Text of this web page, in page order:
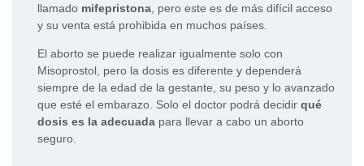
llamado mifepristona , pero este es de más difícil acceso
y su venta está prohibida en muchos países.
El aborto se puede realizar igualmente solo con
Misoprostol, pero la dosis es diferente y dependerá
siempre de la edad de la gestante, su peso y lo avanzado
que esté el embarazo. Solo el doctor podrá decidir qué
dosis es la adecuada para llevar a cabo un aborto
seguro.